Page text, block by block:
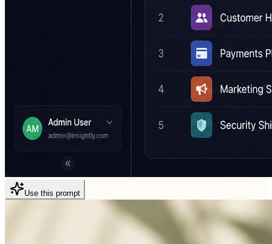
Use this prompt